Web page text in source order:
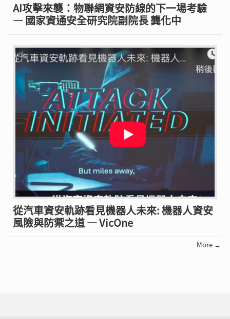
AI攻擊來襲：物聯網資安防線的下一場考驗
— 國家資通安全研究院副院長 龔化中
從汽車資安軌跡看見機器人未來: 機器人資安
風險與防禦之道 — VicOne
More →